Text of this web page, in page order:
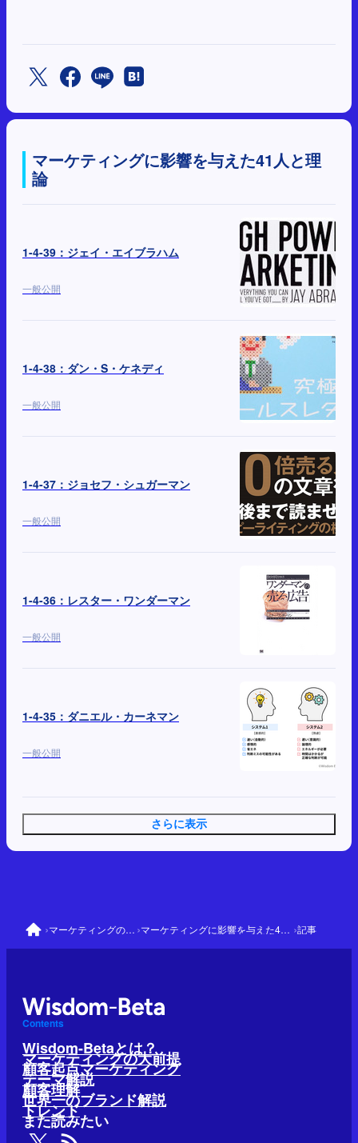
マーケティングに影響を与えた41人と理
論
1-4-39：ジェイ・エイブラハム
一般公開
1-4-38：ダン・S・ケネディ
一般公開
1-4-37：ジョセフ・シュガーマン
一般公開
1-4-36：レスター・ワンダーマン
一般公開
1-4-35：ダニエル・カーネマン
一般公開
さらに表示
› マーケティングの大前提 › マーケティングに影響を与えた41人と理論 ›記事
Contents
Wisdom-Betaとは？
マーケティングの大前提
顧客起点マーケティング
テーマ解説
顧客理解
世界一のブランド解説
トレンド
また読みたい